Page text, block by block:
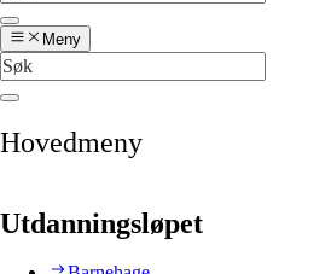
Meny
Hovedmeny
Utdanningsløpet